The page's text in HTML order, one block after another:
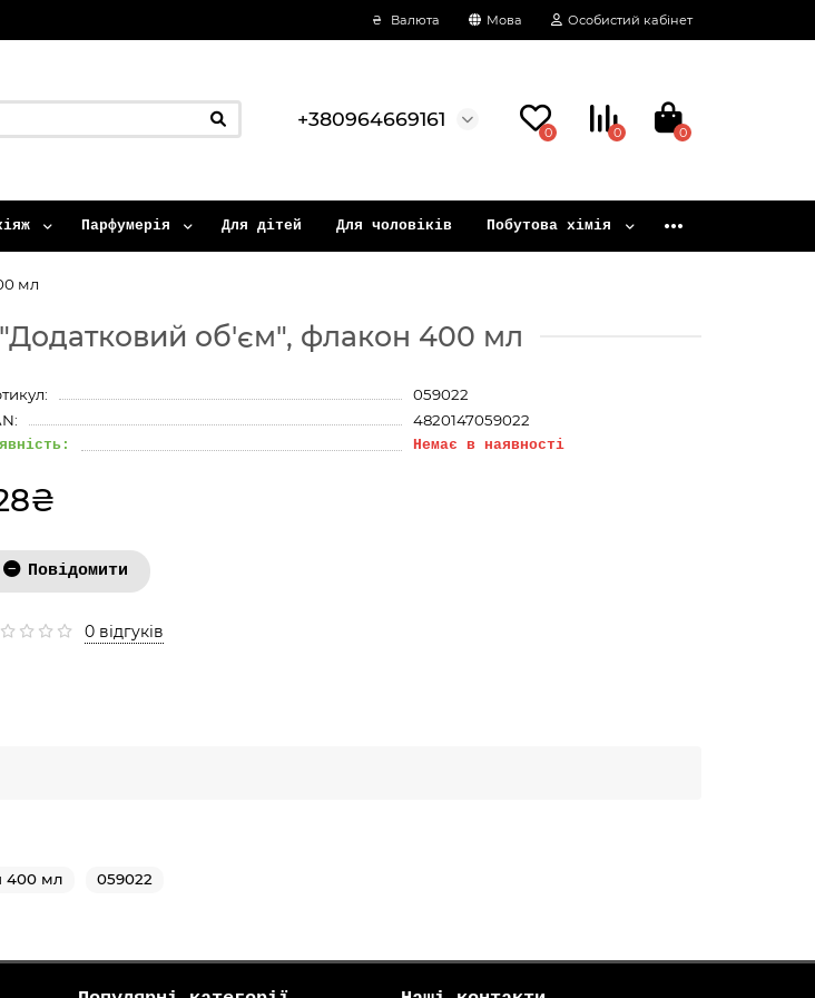
₴ Валюта Мова Особистий кабінет
+380964669161
0 0 0
Парфумерія Для дітей Для чоловіків Побутова хімія
мл
об'єм", флакон 400 мл
059022
4820147059022
Немає в наявності
Повідомити
0 відгуків
400 мл 059022